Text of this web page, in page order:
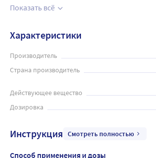
время еды, запивая достаточным
Показать всё
Характеристики
Производитель
Страна производитель
Действующее вещество
Дозировка
Инструкция Смотреть полностью
Способ применения и дозы